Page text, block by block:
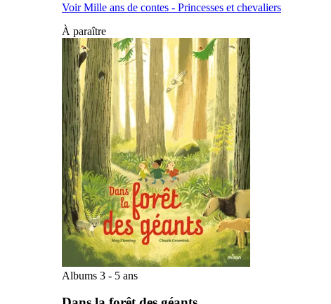
Voir Mille ans de contes - Princesses et chevaliers
À paraître
Albums 3 - 5 ans